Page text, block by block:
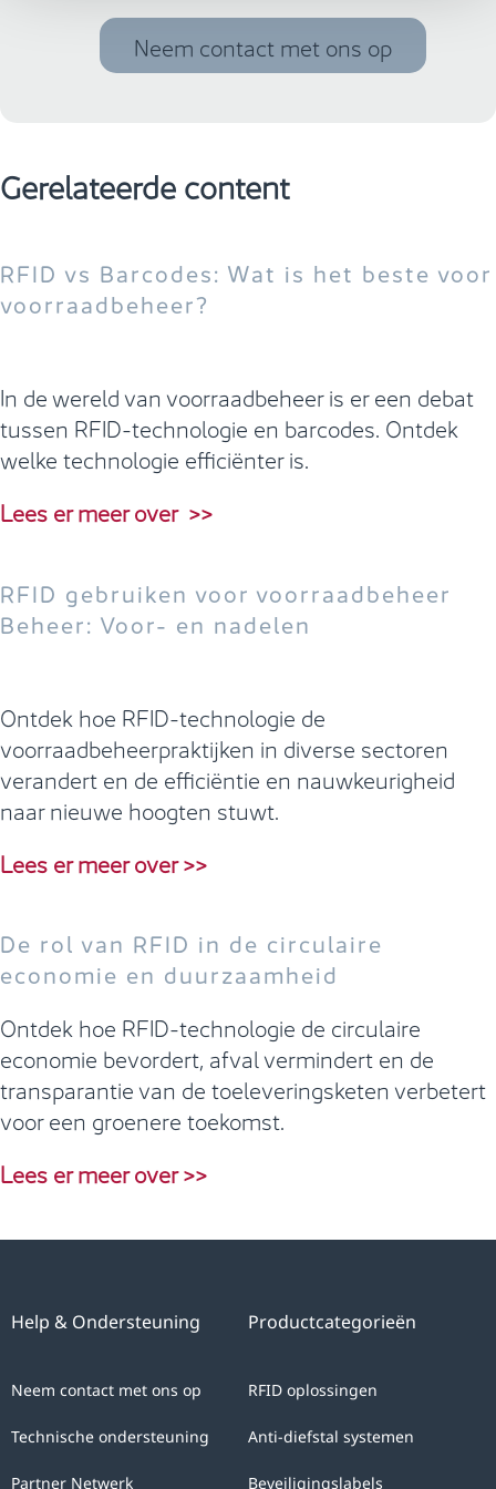
Neem contact met ons op
Gerelateerde content
RFID vs Barcodes: Wat is het beste voor
voorraadbeheer?
In de wereld van voorraadbeheer is er een debat
tussen RFID-technologie en barcodes. Ontdek
welke technologie efficiënter is.
Lees er meer over >>
RFID gebruiken voor voorraadbeheer
Beheer: Voor- en nadelen
Ontdek hoe RFID-technologie de
voorraadbeheerpraktijken in diverse sectoren
verandert en de efficiëntie en nauwkeurigheid
naar nieuwe hoogten stuwt.
Lees er meer over >>
De rol van RFID in de circulaire
economie en duurzaamheid
Ontdek hoe RFID-technologie de circulaire
economie bevordert, afval vermindert en de
transparantie van de toeleveringsketen verbetert
voor een groenere toekomst.
Lees er meer over >>
Productcategorieën
RFID oplossingen
Anti-diefstal systemen
Beveiligingslabels
Help & Ondersteuning
Neem contact met ons op
Technische ondersteuning
Partner Netwerk